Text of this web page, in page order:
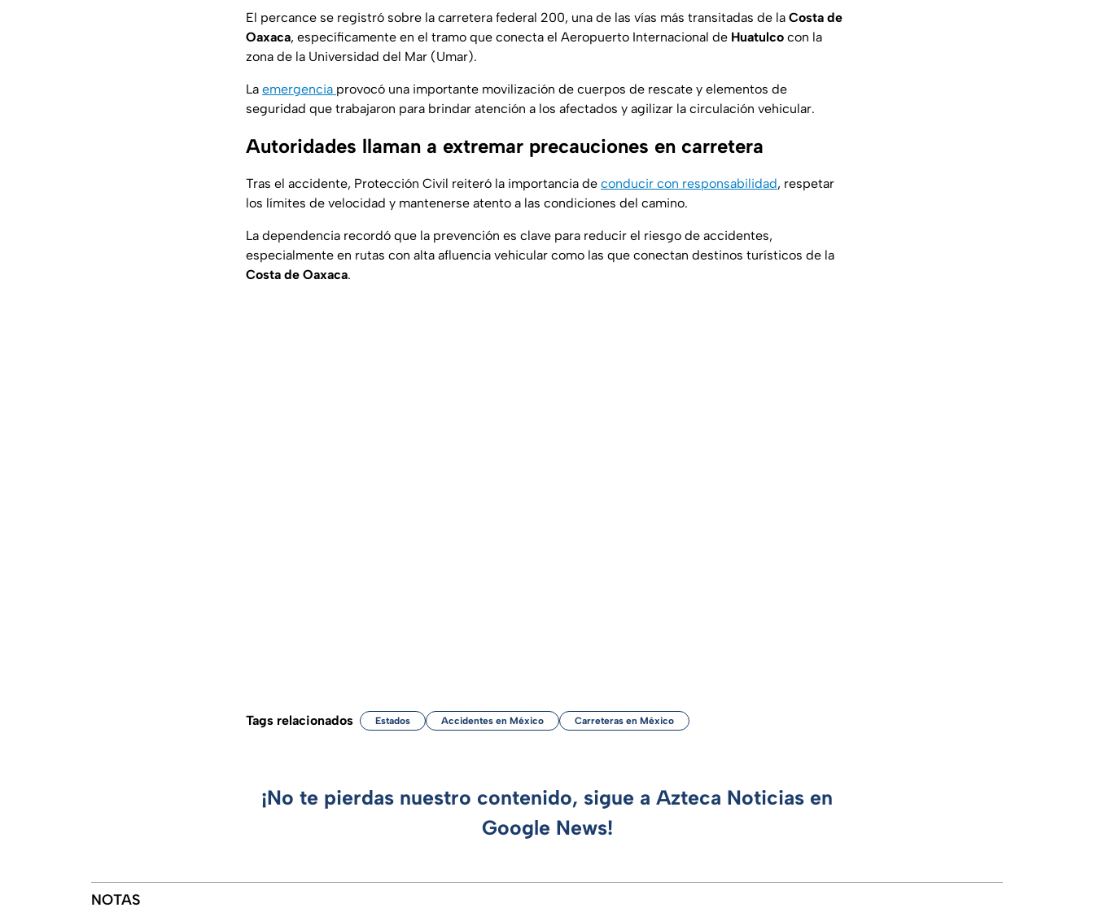
El percance se registró sobre la carretera federal 200, una de las vías más transitadas de la Costa de
Oaxaca, específicamente en el tramo que conecta el Aeropuerto Internacional de Huatulco con la
zona de la Universidad del Mar (Umar).
La emergencia provocó una importante movilización de cuerpos de rescate y elementos de
seguridad que trabajaron para brindar atención a los afectados y agilizar la circulación vehicular.
Autoridades llaman a extremar precauciones en carretera
Tras el accidente, Protección Civil reiteró la importancia de conducir con responsabilidad, respetar
los límites de velocidad y mantenerse atento a las condiciones del camino.
La dependencia recordó que la prevención es clave para reducir el riesgo de accidentes,
especialmente en rutas con alta afluencia vehicular como las que conectan destinos turísticos de la
Costa de Oaxaca.
Tags relacionados Estados Accidentes en México Carreteras en México
¡No te pierdas nuestro contenido, sigue a Azteca Noticias en
Google News!
NOTAS